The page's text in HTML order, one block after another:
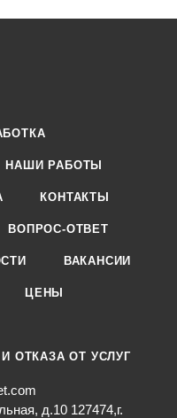
НАШИ РАБОТЫ
КОНТАКТЫ
ВОПРОС-ОТВЕТ
ВАКАНСИИ
ЦЕНЫ
ОТКАЗА ОТ УСЛУГ
д.10 127474,г.